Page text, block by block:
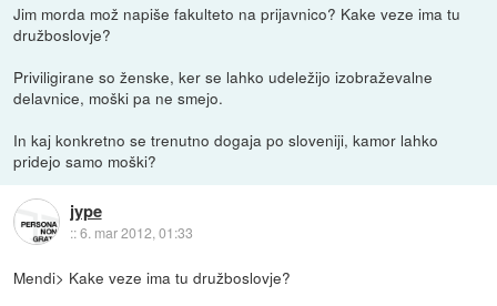
Jim morda mož napiše fakulteto na prijavnico? Kake veze ima tu
družboslovje?
Priviligirane so ženske, ker se lahko udeležijo izobraževalne
delavnice, moški pa ne smejo.
In kaj konkretno se trenutno dogaja po sloveniji, kamor lahko
pridejo samo moški?
jype
::6. mar 2012, 01:33
Mendi> Kake veze ima tu družboslovje?